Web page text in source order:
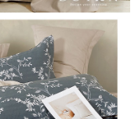
先享後付」服務完成之交
交易相關給付款項請求債
護人之同意方可使用
損失，本公司不負相關責